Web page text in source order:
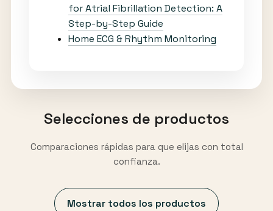
for Atrial Fibrillation Detection: A
Step-by-Step Guide
Home ECG & Rhythm Monitoring
Selecciones de productos
Comparaciones rápidas para que elijas con total
confianza.
Mostrar todos los productos